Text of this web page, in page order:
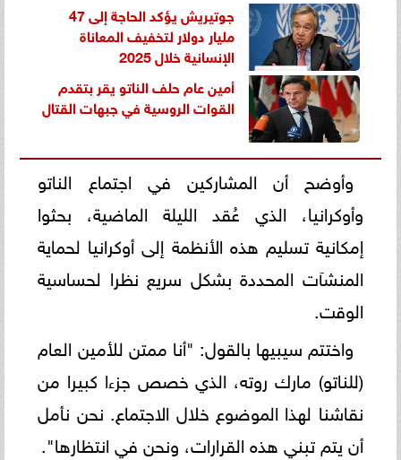
جوتيريش يؤكد الحاجة إلى 47
مليار دولار لتخفيف المعاناة
الإنسانية خلال 2025
أمين عام حلف الناتو يقر بتقدم
القوات الروسية في جبهات القتال
وأوضح أن المشاركين في اجتماع الناتو
وأوكرانيا، الذي عُقد الليلة الماضية، بحثوا
إمكانية تسليم هذه الأنظمة إلى أوكرانيا لحماية
المنشآت المحددة بشكل سريع نظرا لحساسية
الوقت.
واختتم سيبيها بالقول: "أنا ممتن للأمين العام
(للناتو) مارك روته، الذي خصص جزءا كبيرا من
نقاشنا لهذا الموضوع خلال الاجتماع. نحن نأمل
أن يتم تبني هذه القرارات، ونحن في انتظارها".